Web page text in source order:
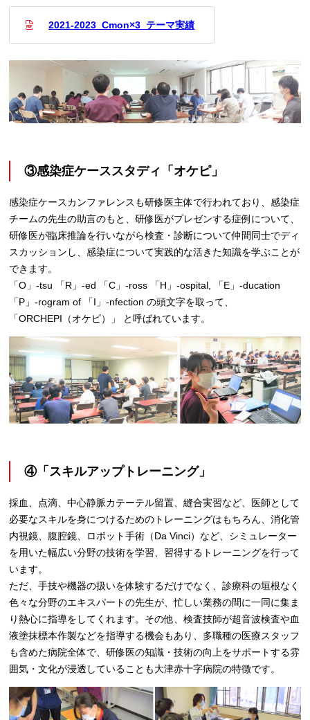
2021-2023_Cmon×3_テーマ実績
③感染症ケーススタディ「オケピ」
感染症ケースカンファレンスも研修医主体で行われており、感染症
チームの先生の助言のもと、研修医がプレゼンする症例について、
研修医が臨床推論を行いながら検査・診断について仲間同士でディ
スカッションし、感染症について実践的な活きた知識を学ぶことが
できます。
「O」-tsu 「R」-ed 「C」-ross 「H」-ospital, 「E」-ducation
「P」-rogram of 「I」-nfection の頭文字を取って、
「ORCHEPI（オケピ）」 と呼ばれています。
④「スキルアップトレーニング」
採血、点滴、中心静脈カテーテル留置、縫合実習など、医師として
必要なスキルを身につけるためのトレーニングはもちろん、消化管
内視鏡、腹腔鏡、ロボット手術（Da Vinci）など、シミュレーター
を用いた幅広い分野の技術を学習、習得するトレーニングを行って
います。
ただ、手技や機器の扱いを体験するだけでなく、診療科の垣根なく
色々な分野のエキスパートの先生が、忙しい業務の間に一同に集ま
り熱心に指導をしてくれます。その他、検査技師が超音波検査や血
液塗抹標本作製などを指導する機会もあり、多職種の医療スタッフ
も含めた病院全体で、研修医の知識・技術の向上をサポートする雰
囲気・文化が浸透していることも大津赤十字病院の特徴です。